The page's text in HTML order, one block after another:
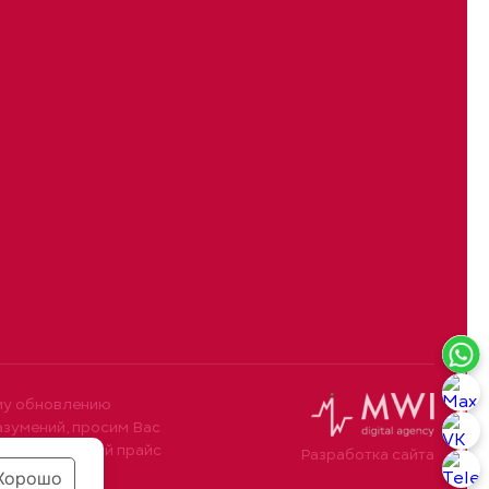
обновлению
просим Вас
Размещенный прайс
Разработка сайта